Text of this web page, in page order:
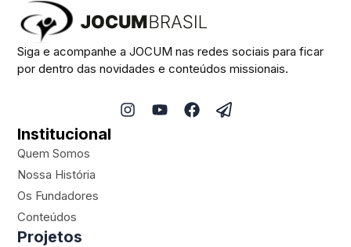
Siga e acompanhe a JOCUM nas redes sociais para ficar
por dentro das novidades e conteúdos missionais.
I
n
Y
o
F
a
P
a
Institucional
Quem Somos
Nossa História
Os Fundadores
Conteúdos
Projetos